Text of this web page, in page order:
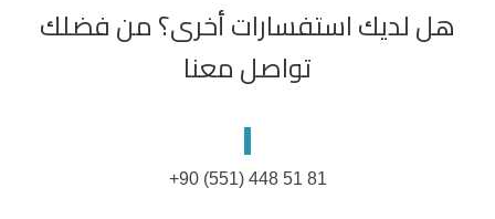
هل لديك استفسارات أخرى؟ من فضلك
تواصل معنا
+90 (551) 448 51 81